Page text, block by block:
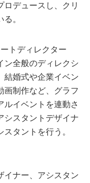
ロデュースし、クリ
。
トディレクター
ン全般のディレクシ
結婚式や企業イベン
画制作など、グラフ
ルイベントを連動さ
シスタントデザイナ
タントを行う。
イナー、アシスタン